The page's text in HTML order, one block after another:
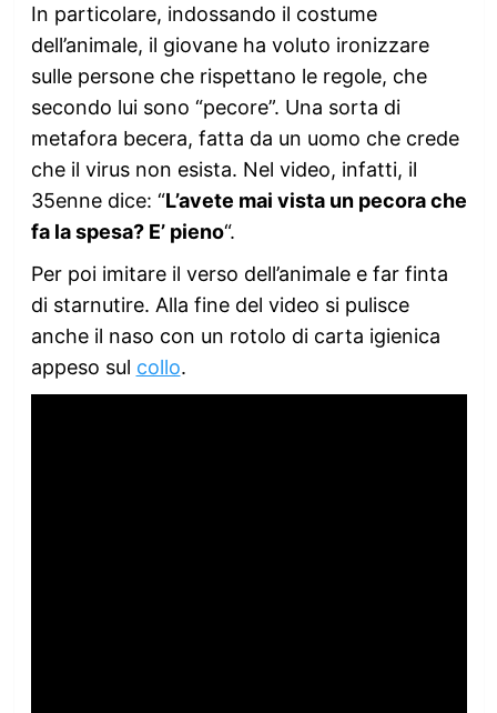
In particolare, indossando il costume
dell’animale, il giovane ha voluto ironizzare
sulle persone che rispettano le regole, che
secondo lui sono “pecore”. Una sorta di
metafora becera, fatta da un uomo che crede
che il virus non esista. Nel video, infatti, il
35enne dice: “L’avete mai vista un pecora che
fa la spesa? E’ pieno“.
Per poi imitare il verso dell’animale e far finta
di starnutire. Alla fine del video si pulisce
anche il naso con un rotolo di carta igienica
appeso sul collo.